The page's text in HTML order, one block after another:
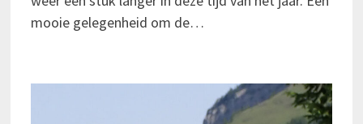
mooie gelegenheid om de…